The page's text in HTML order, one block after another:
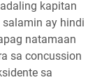
kapitan
ay hindi
natamaan
sa concussion
sa